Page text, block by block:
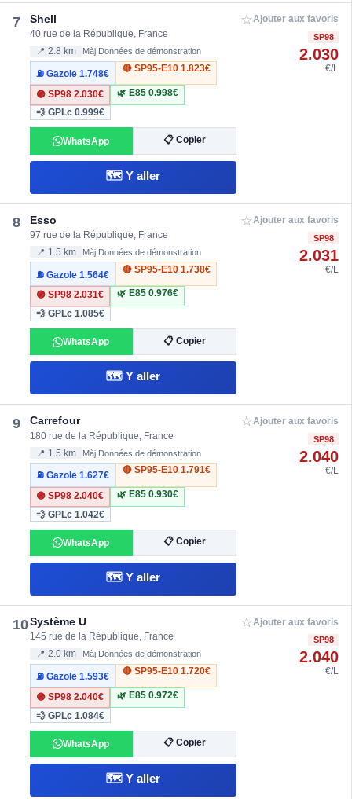
7 Shell
40 rue de la République, France
📍 2.8 km Màj Données de démonstration
⛽ Gazole1.748€
🔴 SP95-E10 1.823€
🟣 SP982.030€ 🌿 E85 0.998€
💨 GPLc0.999€
WhatsApp 📋 Copier
🗺️ Y aller
☆Ajouter aux favoris
SP98
2.030
€/L
8 Esso
97 rue de la République, France
📍 1.5 km Màj Données de démonstration
⛽ Gazole1.564€
🔴 SP95-E10 1.738€
🟣 SP982.031€ 🌿 E85 0.976€
💨 GPLc1.085€
WhatsApp 📋 Copier
🗺️ Y aller
☆Ajouter aux favoris
SP98
2.031
€/L
9 Carrefour
180 rue de la République, France
📍 1.5 km Màj Données de démonstration
⛽ Gazole1.627€
🔴 SP95-E10 1.791€
🟣 SP982.040€ 🌿 E85 0.930€
💨 GPLc1.042€
WhatsApp 📋 Copier
🗺️ Y aller
☆Ajouter aux favoris
SP98
2.040
€/L
10Système U
145 rue de la République, France
📍 2.0 km Màj Données de démonstration
⛽ Gazole1.593€
🔴 SP95-E10 1.720€
🟣 SP982.040€ 🌿 E85 0.972€
💨 GPLc1.084€
WhatsApp 📋 Copier
🗺️ Y aller
☆Ajouter aux favoris
SP98
2.040
€/L